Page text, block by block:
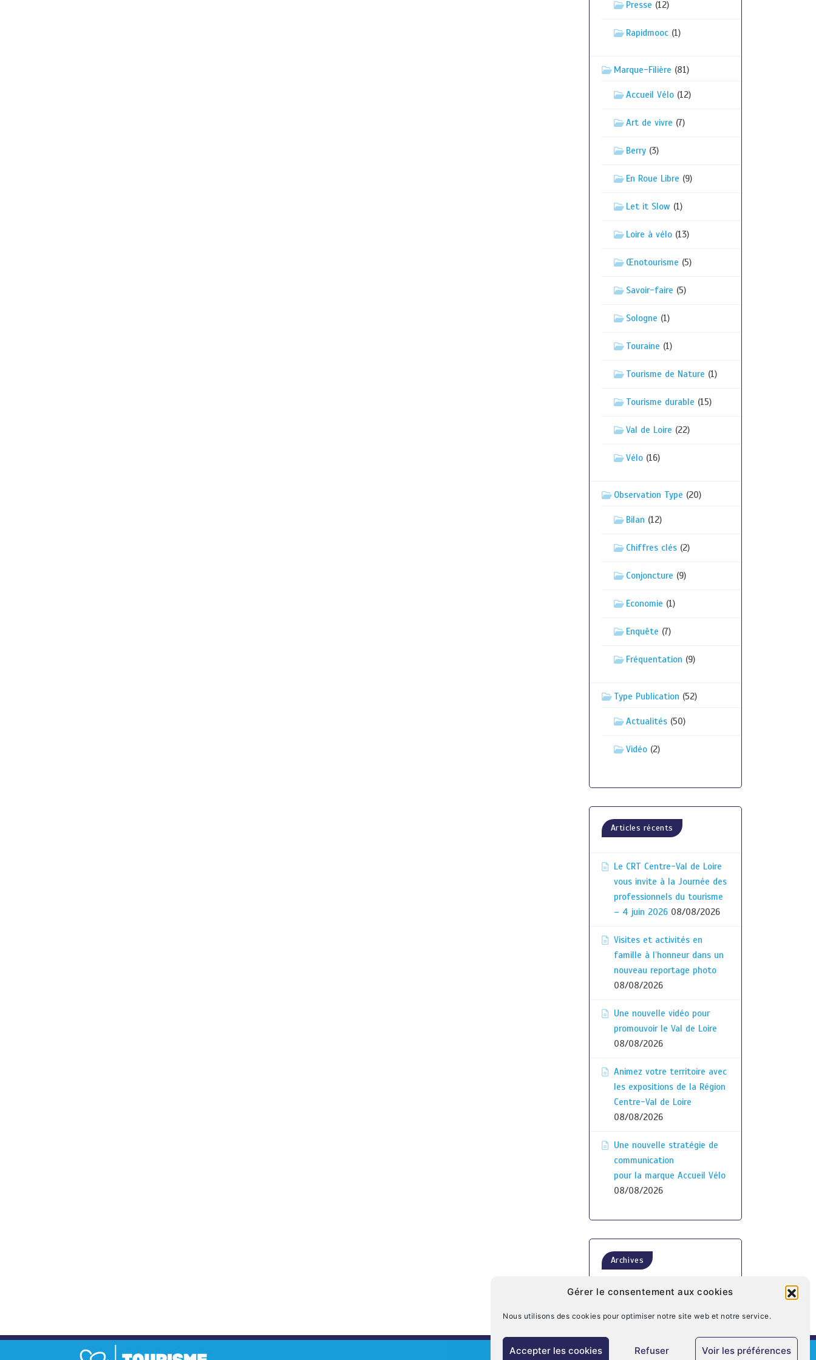
Gérer le consentement aux cookies
Nous utilisons des cookies pour optimiser notre site web et notre service.
Accepter les cookies Refuser Voir les préférences
Presse (12)
Rapidmooc(1)
Marque-Filière (81)
Accueil Vélo(12)
Art de vivre (7)
Berry(3)
En Roue Libre (9)
Let it Slow (1)
Loire à vélo(13)
Œnotourisme (5)
Savoir-faire (5)
Sologne (1)
Touraine (1)
Tourisme de Nature (1)
Tourisme durable (15)
Val de Loire (22)
Vélo(16)
Observation Type (20)
Bilan (12)
Chiffres clés(2)
Conjoncture (9)
Economie (1)
Enquête (7)
Fréquentation (9)
Type Publication (52)
Actualités(50)
Vidéo(2)
Articles récents
Le CRT Centre-Val de Loire
vous invite à la Journée des
professionnels du tourisme
– 4 juin 2026 08/08/2026
Visites et activités en
famille à l’honneur dans un
nouveau reportage photo
08/08/2026
Une nouvelle vidéo pour
promouvoir le Val de Loire
08/08/2026
Animez votre territoire avec
les expositions de la Région
Centre-Val de Loire
08/08/2026
Une nouvelle stratégie de
communication
pour la marque Accueil Vélo
08/08/2026
Archives